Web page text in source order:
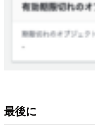
最後に